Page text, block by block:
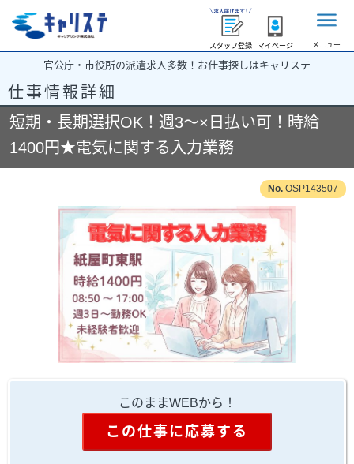
スタッフ登録 マイページ メニュー
官公庁・市役所の派遣求人多数！お仕事探しはキャリステ
仕事情報詳細
短期・長期選択OK！週3～×日払い可！時給
1400円★電気に関する入力業務
OSP143507
このままWEBから！
この仕事に応募する